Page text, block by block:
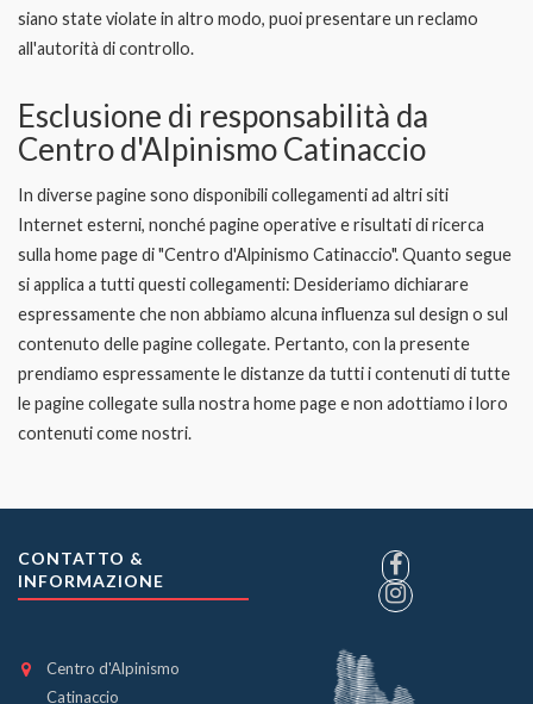
siano state violate in altro modo, puoi presentare un reclamo
all'autorità di controllo.
Esclusione di responsabilità da
Centro d'Alpinismo Catinaccio
In diverse pagine sono disponibili collegamenti ad altri siti
Internet esterni, nonché pagine operative e risultati di ricerca
sulla home page di "Centro d'Alpinismo Catinaccio". Quanto segue
si applica a tutti questi collegamenti: Desideriamo dichiarare
espressamente che non abbiamo alcuna influenza sul design o sul
contenuto delle pagine collegate. Pertanto, con la presente
prendiamo espressamente le distanze da tutti i contenuti di tutte
le pagine collegate sulla nostra home page e non adottiamo i loro
contenuti come nostri.
CONTATTO &
INFORMAZIONE
Centro d'Alpinismo
Catinaccio